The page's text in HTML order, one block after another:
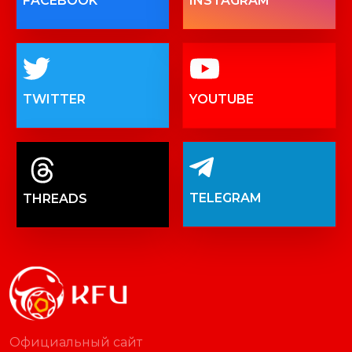
TWITTER YOUTUBE
THREADS TELEGRAM
Официальный сайт